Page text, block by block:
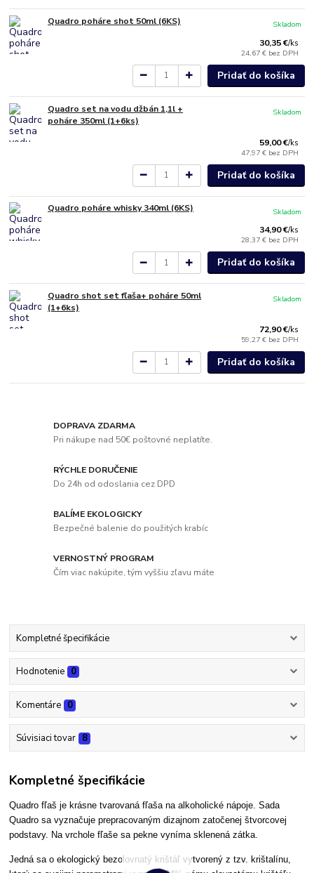
Quadro poháre shot 50ml (6KS)
30,35 €/ks
24,67 € bez DPH
Skladom
Pridať do košíka
Quadro set na vodu džbán 1,1l +
poháre 350ml (1+6ks)
59,00 €/ks
47,97 € bez DPH
Skladom
Pridať do košíka
Quadro poháre whisky 340ml (6KS)
34,90 €/ks
28,37 € bez DPH
Skladom
Pridať do košíka
Quadro shot set fľaša+ poháre 50ml
(1+6ks)
72,90 €/ks
59,27 € bez DPH
Skladom
Pridať do košíka
DOPRAVA ZDARMA
Pri nákupe nad 50€ poštovné neplatíte.
RÝCHLE DORUČENIE
Do 24h od odoslania cez DPD
BALÍME EKOLOGICKY
Bezpečné balenie do použitých krabíc
VERNOSTNÝ PROGRAM
Čím viac nakúpite, tým vyššiu zľavu máte
Kompletné špecifikácie
Hodnotenie 0
Komentáre 0
Súvisiaci tovar 8
Kompletné špecifikácie
Quadro fľaš je krásne tvarovaná fľaša na alkoholické nápoje. Sada
Quadro sa vyznačuje prepracovaným dizajnom zatočenej štvorcovej
podstavy. Na vrchole fľaše sa pekne vyníma sklenená zátka.
Jedná sa o ekologický bezolovnatý krištáľ vytvorený z tzv. krištalínu,